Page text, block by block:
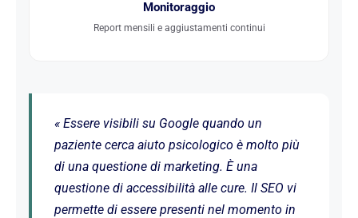
Monitoraggio
Report mensili e aggiustamenti continui
« Essere visibili su Google quando un
paziente cerca aiuto psicologico è molto più
di una questione di marketing. È una
questione di accessibilità alle cure. Il SEO vi
permette di essere presenti nel momento in